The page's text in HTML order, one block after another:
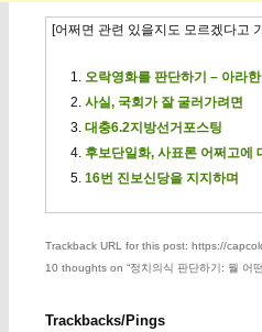
[어쩌면 관련 있을지도 모르겠다고
오락영화를 판단하기 – 아라
사실, 국회가 잘 굴러가려면
대충6.2지방선거포스팅
후보단일화, 사표론 어쩌고에
16번 진보신당을 지지하며
Trackback URL for this post: https://
10 thoughts on “정치의식 판단하기: 뭘 어
Trackbacks/Pings